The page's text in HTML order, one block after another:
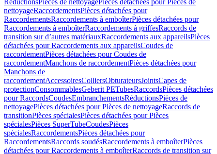
RéductionsPièces de nettoyagePièces détachées pour Pièces de
nettoyageRaccordementsPièces détachées pour
RaccordementsRaccordements à emboîterPièces détachées pour
Raccordements à emboîterRaccordements à griffesRaccords de
transition sur d’autres matériauxRaccordements aux appareilsPièces
détachées pour Raccordements aux appareilsCoudes de
raccordementPièces détachées pour Coudes de
raccordementManchons de raccordementPièces détachées pour
Manchons de
raccordementAccessoiresColliersObturateursJointsCapes de
protectionConsommablesGeberit PETubesRaccordsPièces détachées
pour RaccordsCoudesEmbranchementsRéductionsPièces de
nettoyagePièces détachées pour Pièces de nettoyageRaccords de
transitionPièces spécialesPièces détachées pour Pièces
spécialesPièces SuperTubeCoudesPièces
spécialesRaccordementsPièces détachées pour
RaccordementsRaccords soudésRaccordements à emboîterPièces
détachées pour Raccordements à emboîterRaccords de transition sur